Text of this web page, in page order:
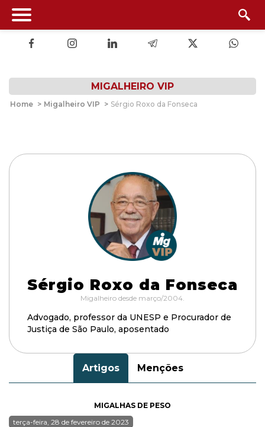
MIGALHEIRO VIP
Home > Migalheiro VIP > Sérgio Roxo da Fonseca
Sérgio Roxo da Fonseca
Migalheiro desde março/2004.
Advogado, professor da UNESP e Procurador de
Justiça de São Paulo, aposentado
Artigos Menções
MIGALHAS DE PESO
terça-feira, 28 de fevereiro de 2023